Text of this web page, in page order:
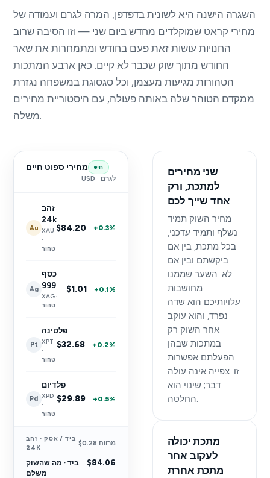
השגרה הישנה היא לשונית בדפדפן, המרה לגרם ועמודה של
מחירי קראט שמוקלדים מחדש ביום שני — וזו הסיבה שרוב
החנויות עושות זאת פעם בחודש ומתמחרות את שאר
החודש מתוך שוק שכבר לא קיים. כאן ארבע המתכות
הטהורות מגיעות מעצמן, וכל סגסוגת במשפחה נגזרת
ממקדם הטוהר שלה באותה פעולה, עם היסטוריית מחירים
משלה.
מחירי ספוט חיים
חי
USD · לגרם
Au
זהב
24k
XAU
·
טהור
$84.20 +0.3%
Ag
כסף
999
XAG ·
טהור
$1.01 +0.1%
Pt
פלטינה
XPT
·
טהור
$32.68 +0.2%
Pd
פלדיום
XPD
·
טהור
$29.89 +0.5%
ביד / אסק · זהב
24K
מרווח $0.28
ביד · מה שהשוק
משלם
$84.06
שני מחירים
למתכת, ורק
אחד שייך לכם
מחיר השוק תמיד
נשלף ותמיד עדכני,
בכל מתכת, בין אם
ביקשתם ובין אם
לא. השער שממנו
מחושבות
עלויותיכם הוא שדה
נפרד, והוא עוקב
אחר השוק רק
במתכות שבהן
הפעלתם אפשרות
זו. צפייה אינה עולה
דבר; שינוי הוא
החלטה.
מתכת יכולה
לעקוב אחר
מתכת אחרת